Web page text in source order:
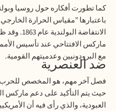
كما تطورت أفكاره حول روسيا
باعتبارها ”مقياس الحرارة
الانتفاضة
مع البرودونيين وعدميتهم القومية. ضد العنصرية
فصل آخر مهم، هو المخصص للحرب
حيث يتم التأكيد على دعم ماركس
العبودية، والذي رأى فيه أن